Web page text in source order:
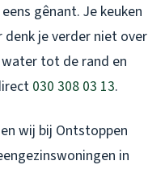
gênant. Je keuken
je verder niet over
tot de rand en
030 308 03 13.
wij bij Ontstoppen
in